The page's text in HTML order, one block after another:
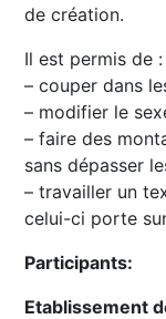
de création.
Il est permis de :
– couper dans
– modifier le
– faire des
sans dépasser
– travailler un
celui-ci porte
Participants:
Etablissement